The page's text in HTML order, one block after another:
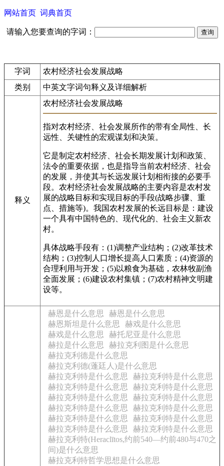
网站首页 词典首页
请输入您要查询的字词：
字词
农村经济社会发展战略
类别
中英文字词句释义及详细解析
释义
农村经济社会发展战略
指对农村经济、社会发展所作的带有全局性、长
远性、关键性的宏观谋划和决策。
它是制定农村经济、社会长期发展计划和政策、
法令的重要依据，也是指导当前农村经济、社会
的发展，并使其与长远发展计划相衔接的必要手
段。农村经济社会发展战略的主要内容是农村发
展的战略目标和实现目标的手段(战略步骤、重
点、措施等)。我国农村发展的长远目标是：建设
一个具有中国特色的、现代化的、社会主义新农
村。
具体战略手段有：(1)调整产业结构；(2)改革技术
结构；(3)控制人口增长提高人口素质；(4)资源的
合理利用与开发；(5)以粮食为基础，农林牧副渔
全面发展；(6)建设农村集镇；(7)农村精神文明建
设等。
赫恩是什么意思
赫恩是什么意思
赫恩斯坦是什么意思
赫戏是什么意思
赫戏是什么意思
赫托尼亚是什么意思
赫拉是什么意思
赫拉克利图是什么意思
赫拉克利德是什么意思
赫拉克利德(蓬廷人)是什么意思
赫拉克利特是什么意思
赫拉克利特是什么意思
赫拉克利特是什么意思
赫拉克利特是什么意思
赫拉克利特是什么意思
赫拉克利特是什么意思
赫拉克利特是什么意思
赫拉克利特是什么意思
赫拉克利特是什么意思
赫拉克利特是什么意思
赫拉克利特是什么意思
赫拉克利特是什么意思
赫拉克利特(Heraclītos,约前540—约前480与470之
间)是什么意思
赫拉克利特哲学思想是什么意思